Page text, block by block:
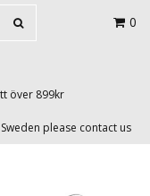
0
över 899kr
please contact us